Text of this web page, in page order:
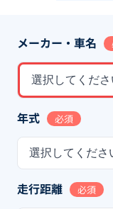
メーカー・車名
選択してくださ
年式 必須
選択してくださ
走行距離 必須